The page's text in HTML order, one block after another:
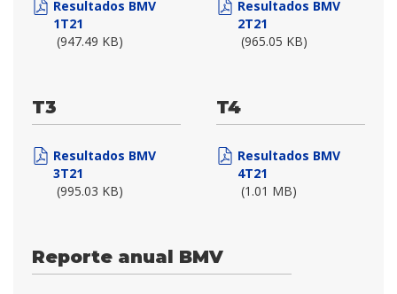
Resultados BMV
1T21
(947.49 KB)
Resultados BMV
2T21
(965.05 KB)
T3
Resultados BMV
3T21
(995.03 KB)
T4
Resultados BMV
4T21
(1.01 MB)
Reporte anual BMV